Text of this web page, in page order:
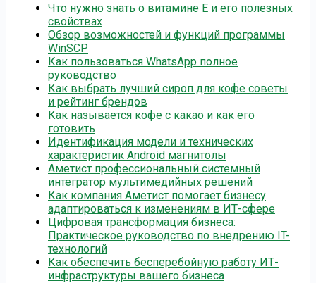
Что нужно знать о витамине Е и его полезных
свойствах
Обзор возможностей и функций программы
WinSCP
Как пользоваться WhatsApp полное
руководство
Как выбрать лучший сироп для кофе советы
и рейтинг брендов
Как называется кофе с какао и как его
готовить
Идентификация модели и технических
характеристик Android магнитолы
Аметист профессиональный системный
интегратор мультимедийных решений
Как компания Аметист помогает бизнесу
адаптироваться к изменениям в ИТ-сфере
Цифровая трансформация бизнеса:
Практическое руководство по внедрению IT-
технологий
Как обеспечить бесперебойную работу ИТ-
инфраструктуры вашего бизнеса